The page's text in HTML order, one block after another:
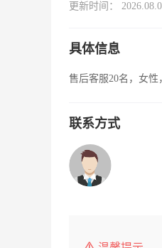
更新时间：
具体信息
售后客服20名，女性
联系方式